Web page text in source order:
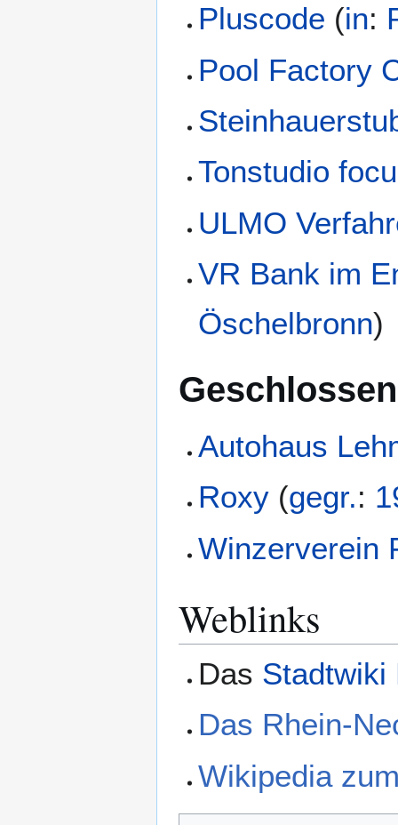
Pluscode (in:
Pool Factory
Tonstudio
ULMO
VR Bank im
Öschelbronn)
Geschlossen
Autohaus
Roxy (gegr.:
Winzerverein
Weblinks
Das Stadtwiki
Das Rhein-
Wikipedia